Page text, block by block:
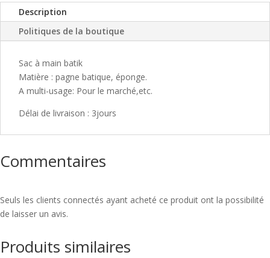
Description
Politiques de la boutique
Sac à main batik
Matière : pagne batique, éponge.
A multi-usage: Pour le marché,etc.
Délai de livraison : 3jours
Commentaires
Seuls les clients connectés ayant acheté ce produit ont la possibilité
de laisser un avis.
Produits similaires